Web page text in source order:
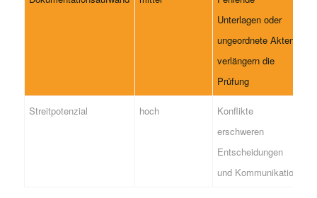
Unterlagen oder
ungeordnete Akten
verlängern die
Prüfung
Streitpotenzial hoch
Konflikte
erschweren
Entscheidungen
und Kommunikation